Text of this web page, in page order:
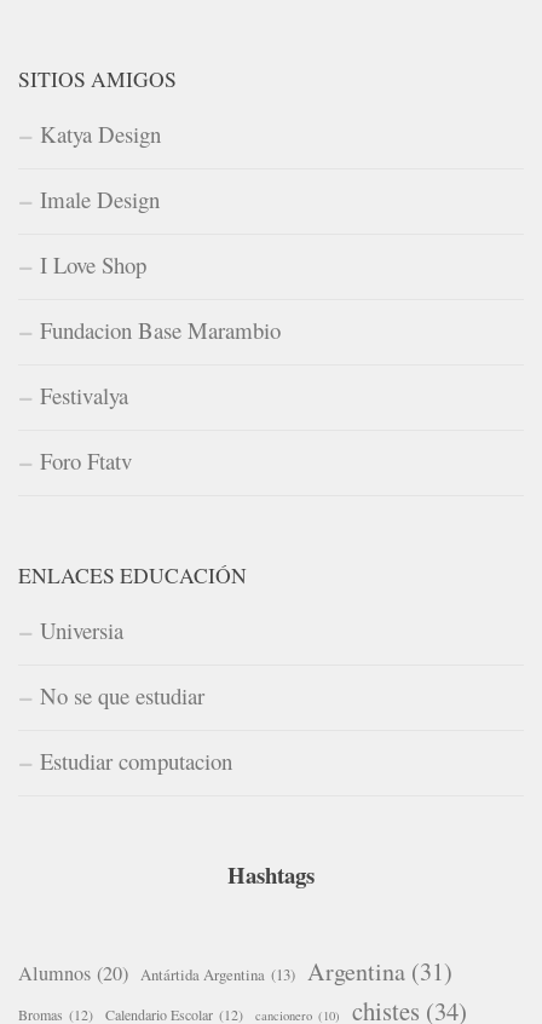
SITIOS AMIGOS
Katya Design
Imale Design
I Love Shop
Fundacion Base Marambio
Festivalya
Foro Ftatv
ENLACES EDUCACIÓN
Universia
No se que estudiar
Estudiar computacion
Hashtags
Alumnos (20) Antártida Argentina (13) Argentina (31)
Bromas (12) Calendario Escolar (12) cancionero (10) chistes (34)